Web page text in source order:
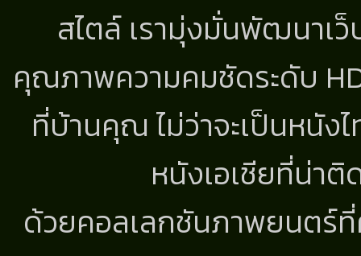
สไตล์ เรามุ่งมั่นพัฒนาเ
คุณภาพความคมชัดระดับ
ที่บ้านคุณ ไม่ว่าจะเป็นหนั
หนังเอเชียที่น่า
ด้วยคอลเลกชันภาพยนตร์